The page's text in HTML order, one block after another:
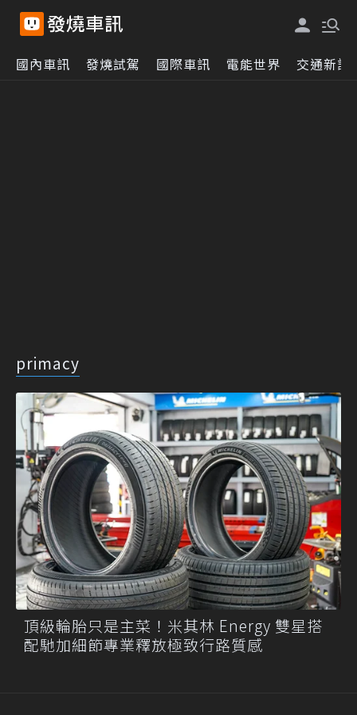
國內車訊 發燒試駕 國際車訊 電能世界 交通新訊
primacy
頂級輪胎只是主菜！米其林 Energy 雙星搭
配馳加細節專業釋放極致行路質感